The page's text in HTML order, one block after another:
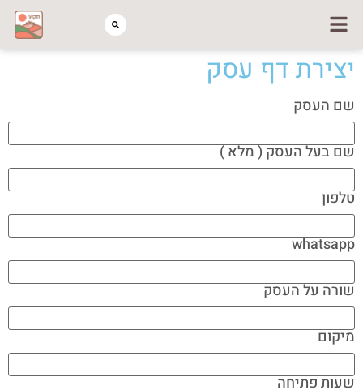
יצירת דף עסק
שם העסק
שם בעל העסק ( מלא )
טלפון
whatsapp
שורה על העסק
מיקום
שעות פתיחה